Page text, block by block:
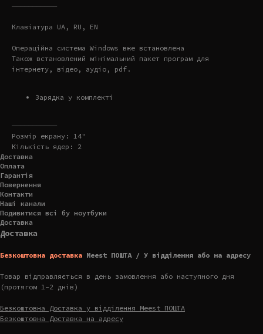
———————————
Клавіатура UA, RU, EN
Операційна система Windows вже встановлена
Також встановлений мінімальний пакет програм для
інтернету, відео, аудіо, pdf.
Зарядка у комплекті
———————————
Розмір екрану: 14"
Кількість ядер: 2
Доставка
Оплата
Гарантія
Повернення
Контакти
Наші канали
Подивитися всі бу ноутбуки
Доставка
Доставка
Безкоштовна доставка Meest ПОШТА / У відділення або на адресу
Товар відправляється в день замовлення або наступного дня
(протягом 1-2 днів)
Безкоштовна Доставка у відділення Meest ПОШТА
Безкоштовна Доставка на адресу